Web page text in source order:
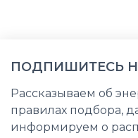
ПОДПИШИТЕСЬ
Рассказываем об
правилах подбора,
информируем о